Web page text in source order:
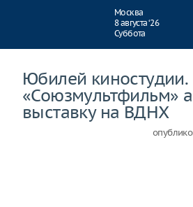
Москва
8 августа ‘26
Суббота
Юбилей киностудии.
«Союзмультфильм»
выставку на ВДНХ